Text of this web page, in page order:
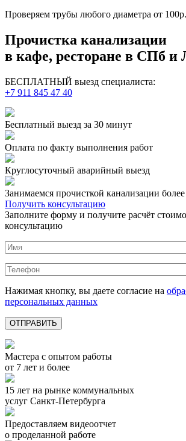
Проверяем трубы любого диаметра от
Прочистка канализации
в кафе, ресторане в СПб и
БЕСПЛАТНЫЙ выезд специалиста:
+7 911 845 47 40
Бесплатный выезд за 30 минут
Оплата по факту выполнения работ
Круглосуточный аварийный выезд
Занимаемся прочисткой канализации
Получить консультацию
Заполните форму и получите расчёт
консультацию
Нажимая кнопку, вы даете согласие на
персональных данных
Мастера с опытом работы
от 7 лет и более
15 лет на рынке коммунальных
услуг Санкт-Петербурга
Предоставляем видеоотчет
о проделанной работе